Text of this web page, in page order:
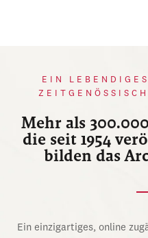
EIN
Mehr als
die seit 1954
bilden das
Ein einzigartiges, online